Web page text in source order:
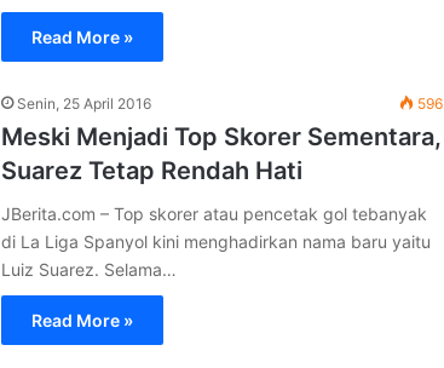
Read More »
Senin, 25 April 2016 596
Meski Menjadi Top Skorer Sementara,
Suarez Tetap Rendah Hati
JBerita.com – Top skorer atau pencetak gol tebanyak
di La Liga Spanyol kini menghadirkan nama baru yaitu
Luiz Suarez. Selama…
Read More »